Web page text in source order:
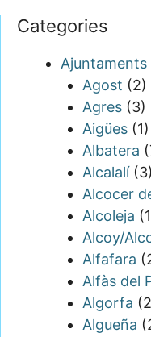
Categories
Ajuntaments
Agost (2)
Agres (3)
Aigües (1)
Albatera
Alcalalí(3)
Alcocer
Alcoleja
Alcoy/
Alfafara
Alfàs del
Algorfa
Algueña